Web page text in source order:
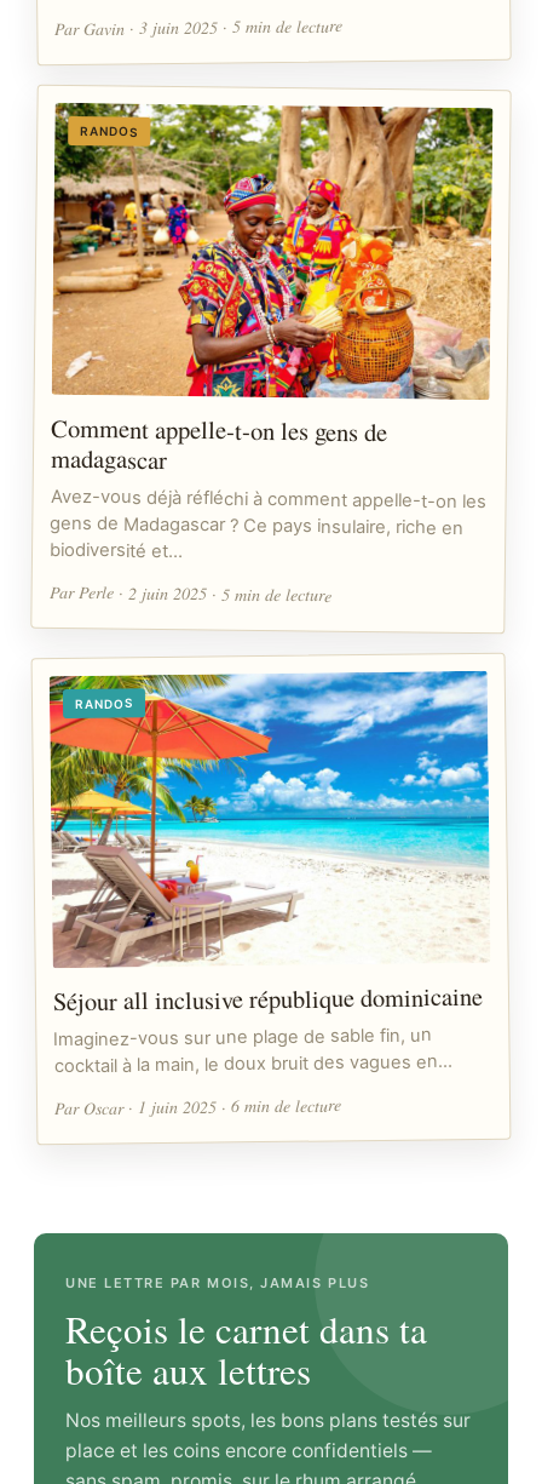
Par Gavin · 3 juin 2025 · 5 min de lecture
RANDOS
Comment appelle-t-on les gens de
madagascar
Avez-vous déjà réfléchi à comment appelle-t-on les
gens de Madagascar ? Ce pays insulaire, riche en
biodiversité et…
Par Perle · 2 juin 2025 · 5 min de lecture
RANDOS
Séjour all inclusive république dominicaine
Imaginez-vous sur une plage de sable fin, un
cocktail à la main, le doux bruit des vagues en…
Par Oscar · 1 juin 2025 · 6 min de lecture
UNE LETTRE PAR MOIS, JAMAIS PLUS
Reçois le carnet dans ta
boîte aux lettres
Nos meilleurs spots, les bons plans testés sur
place et les coins encore confidentiels —